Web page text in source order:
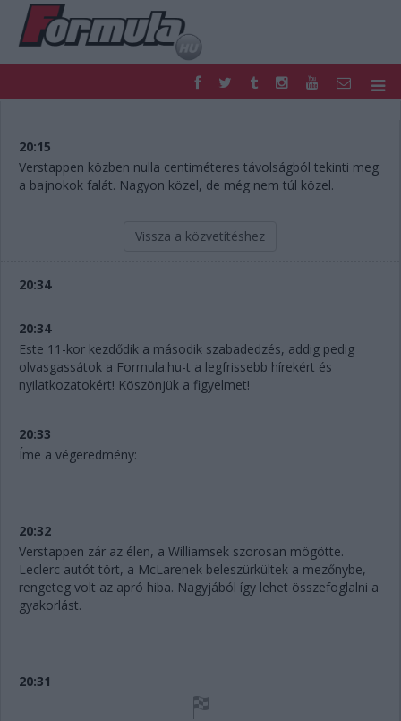
FORMULA
NEMZETKÖZI
HAZAI
RETRO
EGYÉB
TIPPJÁTÉK
20:15
Verstappen közben nulla centiméteres távolságból tekinti meg
a bajnokok falát. Nagyon közel, de még nem túl közel.
Vissza a közvetítéshez
20:34
20:34
Este 11-kor kezdődik a második szabadedzés, addig pedig
olvasgassátok a Formula.hu-t a legfrissebb hírekért és
nyilatkozatokért! Köszönjük a figyelmet!
20:33
Íme a végeredmény:
20:32
Verstappen zár az élen, a Williamsek szorosan mögötte.
Leclerc autót tört, a McLarenek beleszürkültek a mezőnybe,
rengeteg volt az apró hiba. Nagyjából így lehet összefoglalni a
gyakorlást.
20:31